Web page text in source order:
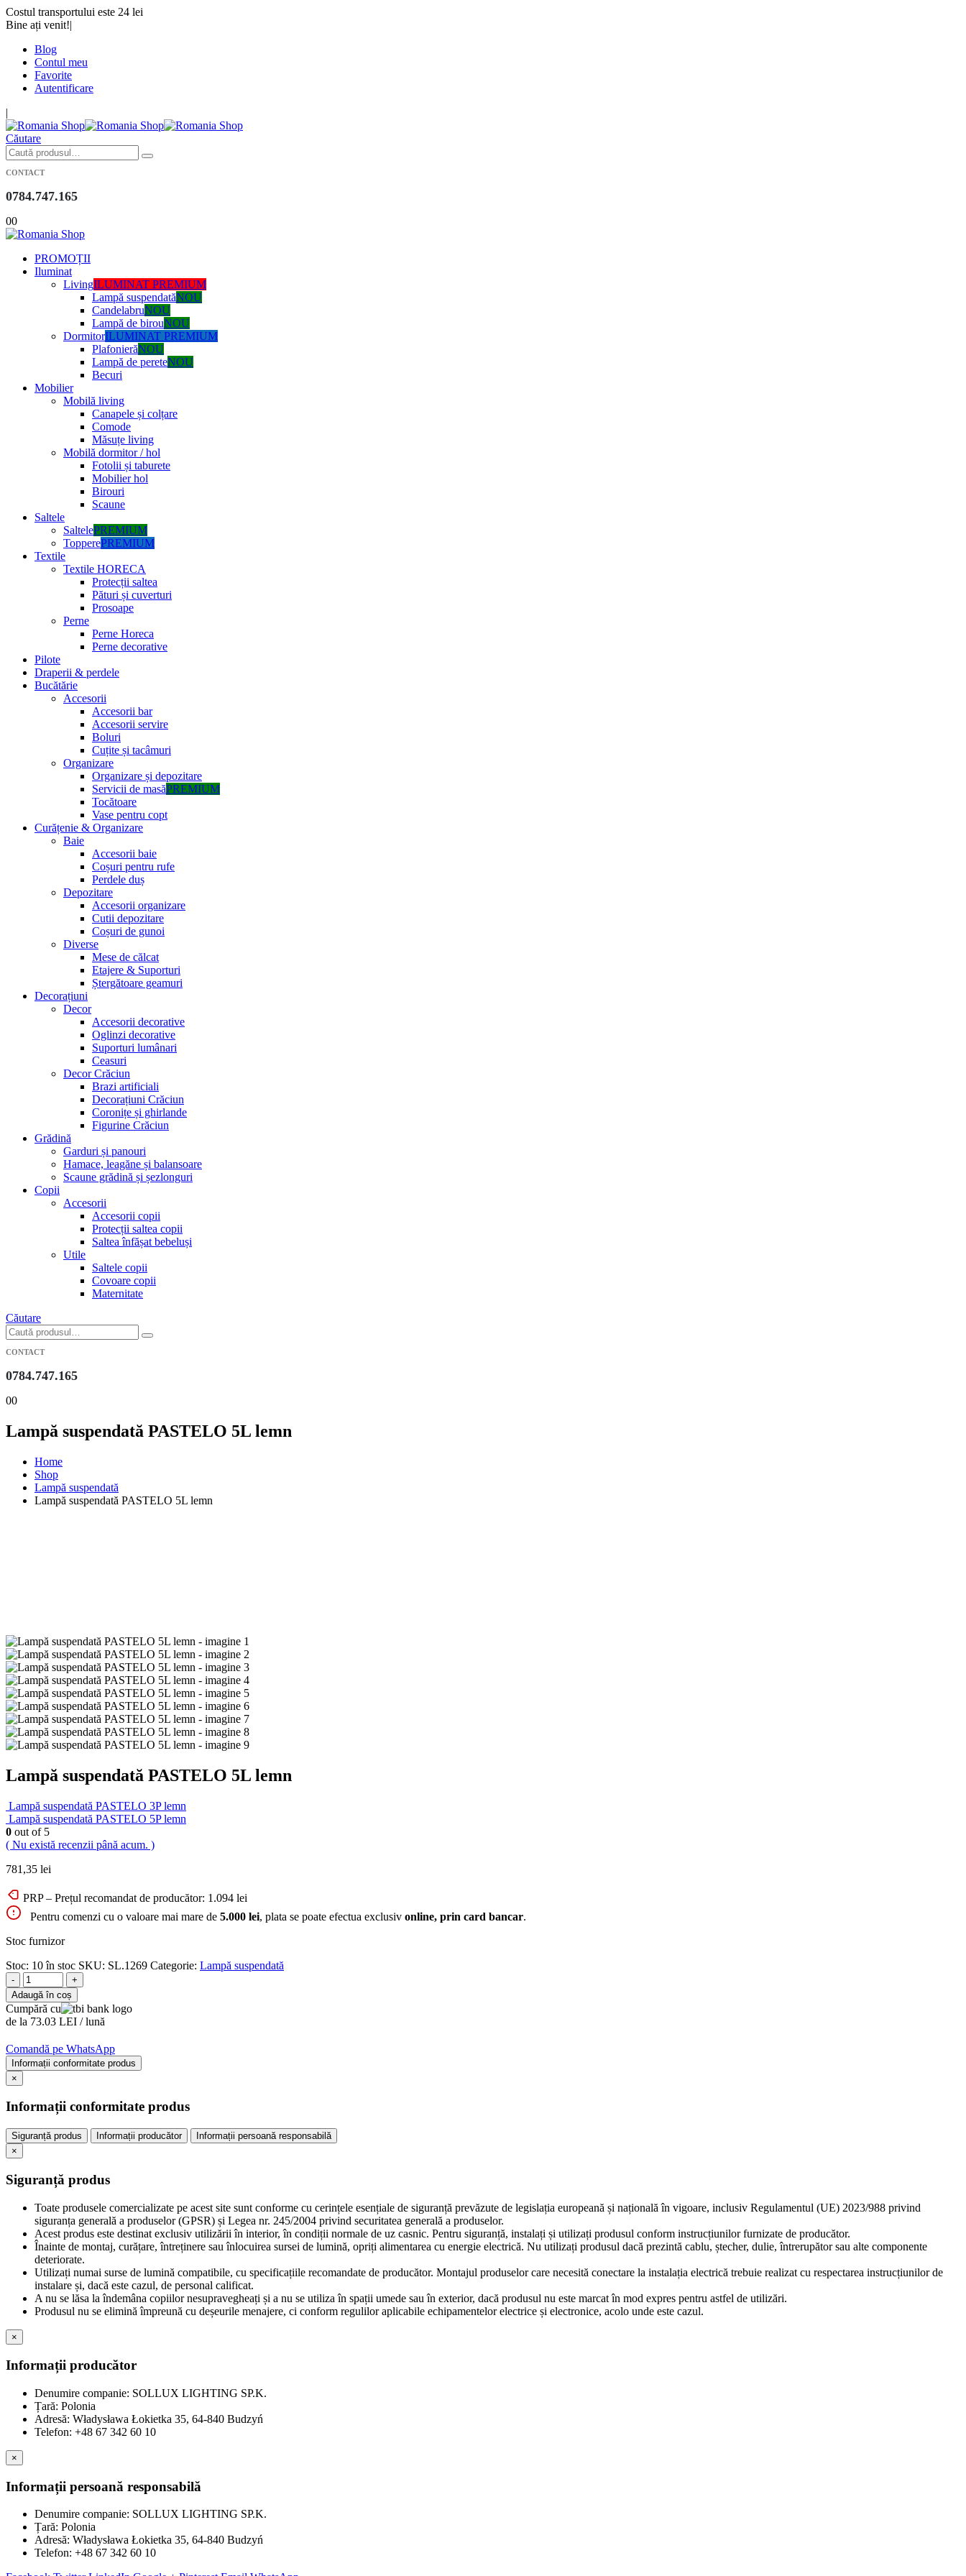
Costul transportului este 24 lei
Bine ați venit!|
Blog
Contul meu
Favorite
Autentificare
|
Căutare
CONTACT
0784.747.165
00
PROMOȚII
Iluminat
LivingILUMINAT PREMIUM
Lampă suspendatăNOU
CandelabruNOU
Lampă de birouNOU
DormitorILUMINAT PREMIUM
PlafonierăNOU
Lampă de pereteNOU
Becuri
Mobilier
Mobilă living
Canapele și colțare
Comode
Măsuțe living
Mobilă dormitor / hol
Fotolii și taburete
Mobilier hol
Birouri
Scaune
Saltele
SaltelePREMIUM
TopperePREMIUM
Textile
Textile HORECA
Protecții saltea
Pături și cuverturi
Prosoape
Perne
Perne Horeca
Perne decorative
Pilote
Draperii & perdele
Bucătărie
Accesorii
Accesorii bar
Accesorii servire
Boluri
Cuțite și tacâmuri
Organizare
Organizare și depozitare
Servicii de masăPREMIUM
Tocătoare
Vase pentru copt
Curățenie & Organizare
Baie
Accesorii baie
Coșuri pentru rufe
Perdele duș
Depozitare
Accesorii organizare
Cutii depozitare
Coșuri de gunoi
Diverse
Mese de călcat
Etajere & Suporturi
Ștergătoare geamuri
Decorațiuni
Decor
Accesorii decorative
Oglinzi decorative
Suporturi lumânari
Ceasuri
Decor Crăciun
Brazi artificiali
Decorațiuni Crăciun
Coronițe și ghirlande
Figurine Crăciun
Grădină
Garduri și panouri
Hamace, leagăne și balansoare
Scaune grădină și șezlonguri
Copii
Accesorii
Accesorii copii
Protecții saltea copii
Saltea înfășat bebeluși
Utile
Saltele copii
Covoare copii
Maternitate
Căutare
CONTACT
0784.747.165
00
Lampă suspendată PASTELO 5L lemn
Home
Shop
Lampă suspendată
Lampă suspendată PASTELO 5L lemn
Lampă suspendată PASTELO 5L lemn
Lampă suspendată PASTELO 3P lemn
Lampă suspendată PASTELO 5P lemn
0 out of 5
( Nu există recenzii până acum. )
781,35 lei
PRP – Prețul recomandat de producător: 1.094 lei
Pentru comenzi cu o valoare mai mare de 5.000 lei, plata se poate efectua exclusiv online, prin card bancar.
Stoc furnizor
Stoc: 10 în stoc SKU: SL.1269 Categorie: Lampă suspendată
-
+
Adaugă în coș
Cumpără cu
de la 73.03 LEI / lună
Comandă pe WhatsApp
Informații conformitate produs
×
Informații conformitate produs
Siguranță produs Informații producător
Informații persoană responsabilă
×
Siguranță produs
Toate produsele comercializate pe acest site sunt conforme cu cerințele esențiale de siguranță prevăzute de legislația europeană și națională în vigoare, inclusiv Regulamentul (UE) 2023/988 privind
siguranța generală a produselor (GPSR) și Legea nr. 245/2004 privind securitatea generală a produselor.
Acest produs este destinat exclusiv utilizării în interior, în condiții normale de uz casnic. Pentru siguranță, instalați și utilizați produsul conform instrucțiunilor furnizate de producător.
Înainte de montaj, curățare, întreținere sau înlocuirea sursei de lumină, opriți alimentarea cu energie electrică. Nu utilizați produsul dacă prezintă cablu, ștecher, dulie, întrerupător sau alte componente
deteriorate.
Utilizați numai surse de lumină compatibile, cu specificațiile recomandate de producător. Montajul produselor care necesită conectare la instalația electrică trebuie realizat cu respectarea instrucțiunilor de
instalare și, dacă este cazul, de personal calificat.
A nu se lăsa la îndemâna copiilor nesupravegheați și a nu se utiliza în spații umede sau în exterior, dacă produsul nu este marcat în mod expres pentru astfel de utilizări.
Produsul nu se elimină împreună cu deșeurile menajere, ci conform regulilor aplicabile echipamentelor electrice și electronice, acolo unde este cazul.
×
Informații producător
Denumire companie: SOLLUX LIGHTING SP.K.
Țară: Polonia
Adresă: Władysława Łokietka 35, 64-840 Budzyń
Telefon: +48 67 342 60 10
×
Informații persoană responsabilă
Denumire companie: SOLLUX LIGHTING SP.K.
Țară: Polonia
Adresă: Władysława Łokietka 35, 64-840 Budzyń
Telefon: +48 67 342 60 10